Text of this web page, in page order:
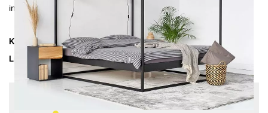
inkl. MwSt. inkl. Versandkosten (DE)
Kollektion
SIDERA
Lieferzeit
2-3 Wochen| vsl. 20. Aug - 27. Aug
Konfiguration bearbeiten